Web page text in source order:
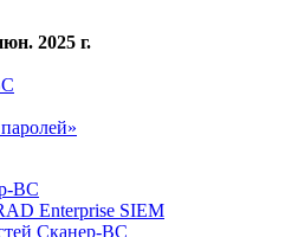
2025 г.
ВС
Enterprise SIEM
Сканер-ВС